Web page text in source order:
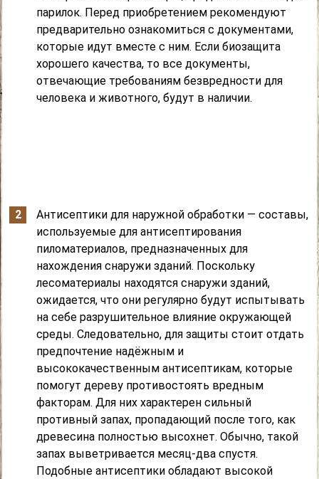
парилок. Перед приобретением рекомендуют
предварительно ознакомиться с документами,
которые идут вместе с ним. Если биозащита
хорошего качества, то все документы,
отвечающие требованиям безвредности для
человека и животного, будут в наличии.
Антисептики для наружной обработки — составы,
используемые для антисептирования
пиломатериалов, предназначенных для
нахождения снаружи зданий. Поскольку
лесоматериалы находятся снаружи зданий,
ожидается, что они регулярно будут испытывать
на себе разрушительное влияние окружающей
среды. Следовательно, для защиты стоит отдать
предпочтение надёжным и
высококачественным антисептикам, которые
помогут дереву противостоять вредным
факторам. Для них характерен сильный
противный запах, пропадающий после того, как
древесина полностью высохнет. Обычно, такой
запах выветривается месяц-два спустя.
Подобные антисептики обладают высокой